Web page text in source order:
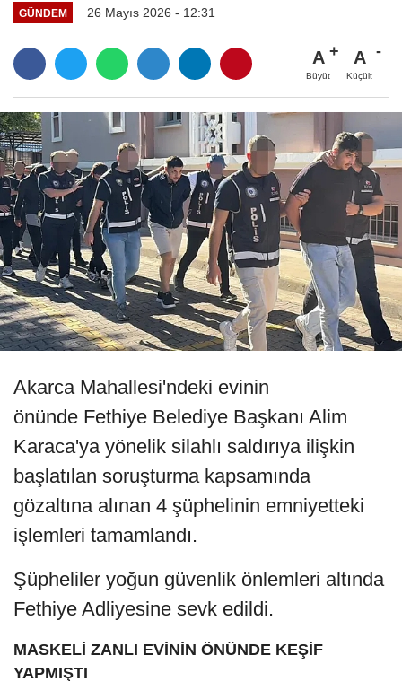
GÜNDEM 26 Mayıs 2026 - 12:31
A
Büyüt
A
Küçült
Akarca Mahallesi'ndeki evinin
önünde Fethiye Belediye Başkanı Alim
Karaca'ya yönelik silahlı saldırıya ilişkin
başlatılan soruşturma kapsamında
gözaltına alınan 4 şüphelinin emniyetteki
işlemleri tamamlandı.
Şüpheliler yoğun güvenlik önlemleri altında
Fethiye Adliyesine sevk edildi.
MASKELİ ZANLI EVİNİN ÖNÜNDE KEŞİF
YAPMIŞTI